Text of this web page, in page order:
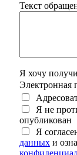
Текст
Я хочу
Электронная
Я не
опубликован
Я
данных и